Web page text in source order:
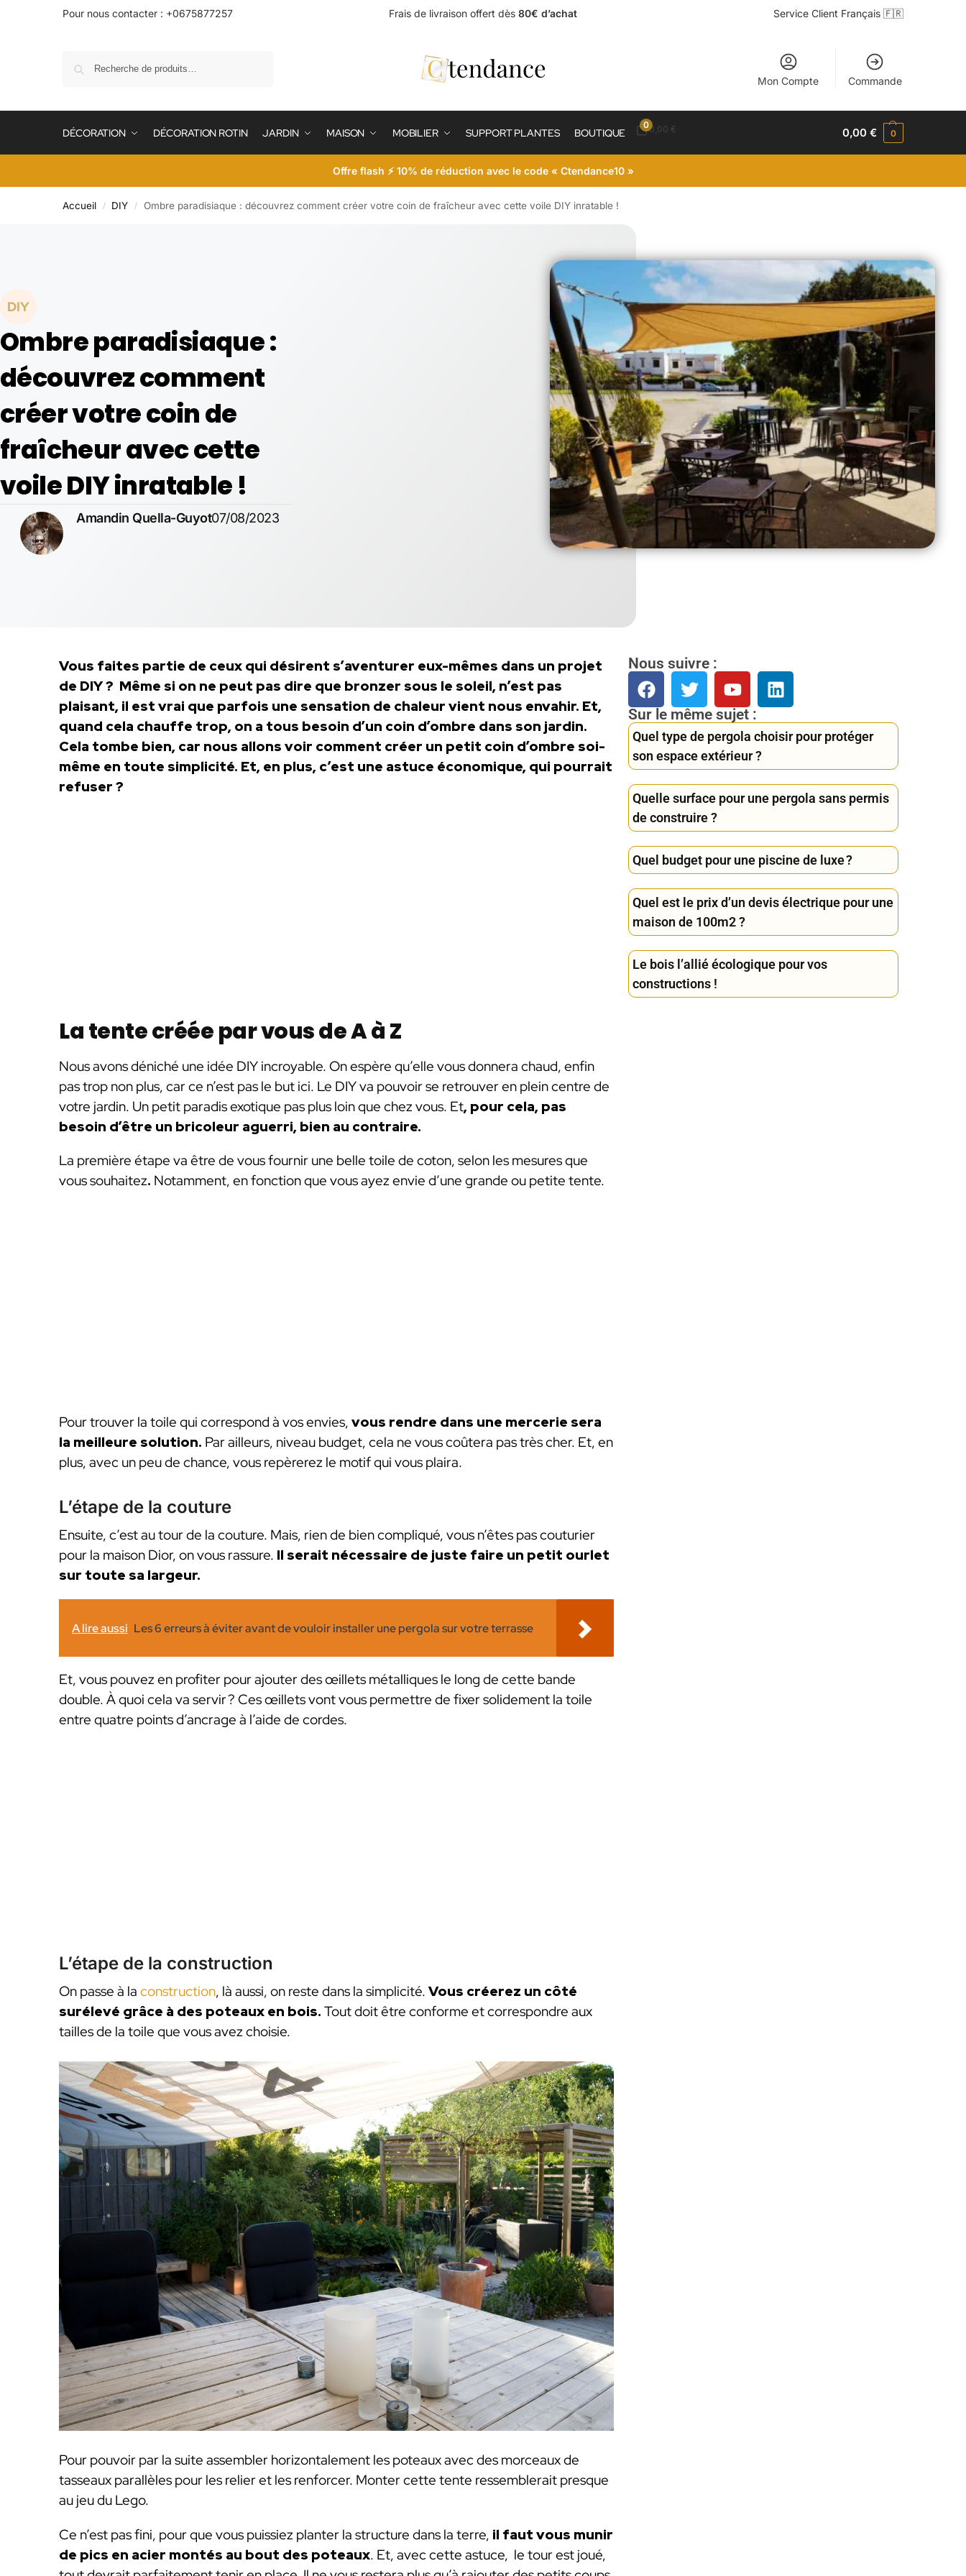
Pour nous contacter : +0675877257 Frais de livraison offert dès 80€ d’achat Service Client Français 🇫🇷
Mon Compte Commande
DÉCORATION DÉCORATION ROTIN JARDIN MAISON MOBILIER SUPPORT PLANTES BOUTIQUE
00,00 € 0,00€ 0
Offre flash ⚡ 10% de réduction avec le code « Ctendance10 »
Accueil / DIY / Ombre paradisiaque : découvrez comment créer votre coin de fraîcheur avec cette voile DIY inratable !
DIY
Ombre paradisiaque :
découvrez comment
créer votre coin de
fraîcheur avec cette
voile DIY inratable !
Amandin Quella-Guyot07/08/2023
Vous faites partie de ceux qui désirent s’aventurer eux-mêmes dans un projet
de DIY ? Même si on ne peut pas dire que bronzer sous le soleil, n’est pas
plaisant, il est vrai que parfois une sensation de chaleur vient nous envahir. Et,
quand cela chauffe trop, on a tous besoin d’un coin d’ombre dans son jardin.
Cela tombe bien, car nous allons voir comment créer un petit coin d’ombre soi-
même en toute simplicité. Et, en plus, c’est une astuce économique, qui pourrait
refuser ?
La tente créée par vous de A à Z
Nous avons déniché une idée DIY incroyable. On espère qu’elle vous donnera chaud, enfin
pas trop non plus, car ce n’est pas le but ici. Le DIY va pouvoir se retrouver en plein centre de
votre jardin. Un petit paradis exotique pas plus loin que chez vous. Et, pour cela, pas
besoin d’être un bricoleur aguerri, bien au contraire.
La première étape va être de vous fournir une belle toile de coton, selon les mesures que
vous souhaitez. Notamment, en fonction que vous ayez envie d’une grande ou petite tente.
Pour trouver la toile qui correspond à vos envies, vous rendre dans une mercerie sera
la meilleure solution. Par ailleurs, niveau budget, cela ne vous coûtera pas très cher. Et, en
plus, avec un peu de chance, vous repèrerez le motif qui vous plaira.
L’étape de la couture
Ensuite, c’est au tour de la couture. Mais, rien de bien compliqué, vous n’êtes pas couturier
pour la maison Dior, on vous rassure. Il serait nécessaire de juste faire un petit ourlet
sur toute sa largeur.
A lire aussi Les 6 erreurs à éviter avant de vouloir installer une pergola sur votre terrasse
Et, vous pouvez en profiter pour ajouter des œillets métalliques le long de cette bande
double. À quoi cela va servir ? Ces œillets vont vous permettre de fixer solidement la toile
entre quatre points d’ancrage à l’aide de cordes.
L’étape de la construction
On passe à la construction, là aussi, on reste dans la simplicité. Vous créerez un côté
surélevé grâce à des poteaux en bois. Tout doit être conforme et correspondre aux
tailles de la toile que vous avez choisie.
Pour pouvoir par la suite assembler horizontalement les poteaux avec des morceaux de
tasseaux parallèles pour les relier et les renforcer. Monter cette tente ressemblerait presque
au jeu du Lego.
Ce n’est pas fini, pour que vous puissiez planter la structure dans la terre, il faut vous munir
de pics en acier montés au bout des poteaux. Et, avec cette astuce, le tour est joué,
Nous suivre :
Sur le même sujet :
Quel type de pergola choisir pour protéger
son espace extérieur ?
Quelle surface pour une pergola sans permis
de construire ?
Quel budget pour une piscine de luxe ?
Quel est le prix d’un devis électrique pour une
maison de 100m2 ?
Le bois l’allié écologique pour vos
constructions !